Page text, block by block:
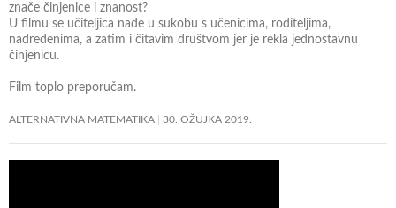
znače činjenice i znanost?
U filmu se učiteljica nađe u sukobu s učenicima, roditeljima,
nadređenima, a zatim i čitavim društvom jer je rekla jednostavnu
činjenicu.
Film toplo preporučam.
ALTERNATIVNA MATEMATIKA 30. OŽUJKA 2019.